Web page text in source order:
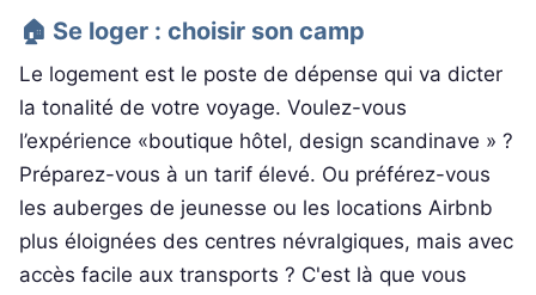
🏠 Se loger : choisir son camp
Le logement est le poste de dépense qui va dicter
la tonalité de votre voyage. Voulez-vous
l’expérience «boutique hôtel, design scandinave » ?
Préparez-vous à un tarif élevé. Ou préférez-vous
les auberges de jeunesse ou les locations Airbnb
plus éloignées des centres névralgiques, mais avec
accès facile aux transports ? C'est là que vous